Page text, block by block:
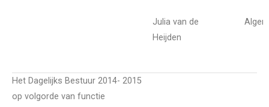
Julia van de
Heijden
Het Dagelijks Bestuur 2014- 2015
op volgorde van functie